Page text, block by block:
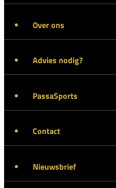
Over ons
Advies nodig?
PassaSports
Contact
Nieuwsbrief